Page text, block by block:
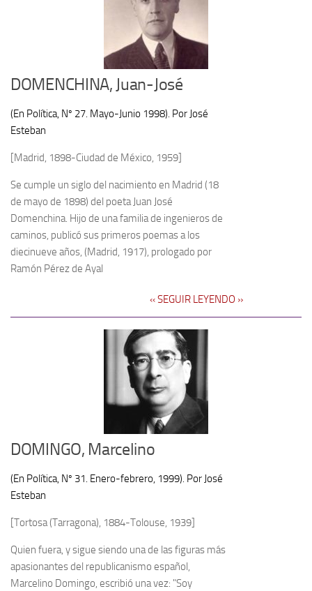
DOMENCHINA, Juan-José
(En Política, Nº 27. Mayo-Junio 1998). Por José
Esteban
[Madrid, 1898-Ciudad de México, 1959]
Se cumple un siglo del nacimiento en Madrid (18
de mayo de 1898) del poeta Juan José
Domenchina. Hijo de una familia de ingenieros de
caminos, publicó sus primeros poemas a los
diecinueve años, (Madrid, 1917), prologado por
Ramón Pérez de Ayal
‹‹ SEGUIR LEYENDO ››
DOMINGO, Marcelino
(En Política, Nº 31. Enero-febrero, 1999). Por José
Esteban
[Tortosa (Tarragona), 1884-Tolouse, 1939]
Quien fuera, y sigue siendo una de las figuras más
apasionantes del republicanismo español,
Marcelino Domingo, escribió una vez: "Soy